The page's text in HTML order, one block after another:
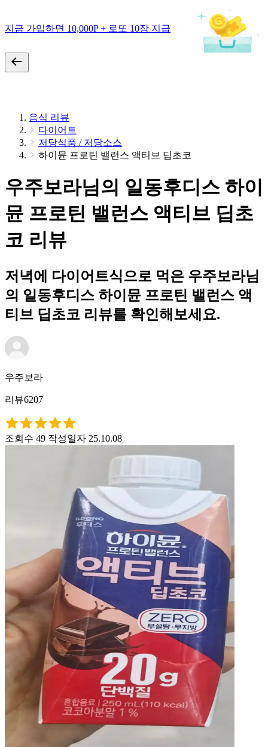
지금 가입하면 10,000P + 로또 10장 지급
음식 리뷰
다이어트
저당식품 / 저당소스
하이뮨 프로틴 밸런스 액티브 딥초코
우주보라님의 일동후디스 하이
뮨 프로틴 밸런스 액티브 딥초
코 리뷰
저녁에 다이어트식으로 먹은 우주보라님
의 일동후디스 하이뮨 프로틴 밸런스 액
티브 딥초코 리뷰를 확인해보세요.
우주보라
리뷰6207
조회수 49 작성일자 25.10.08